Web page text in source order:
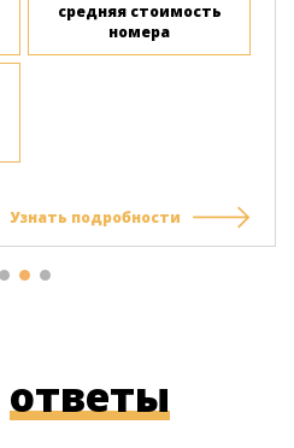
средняя стоимость
номера
Узнать подробности
ответы